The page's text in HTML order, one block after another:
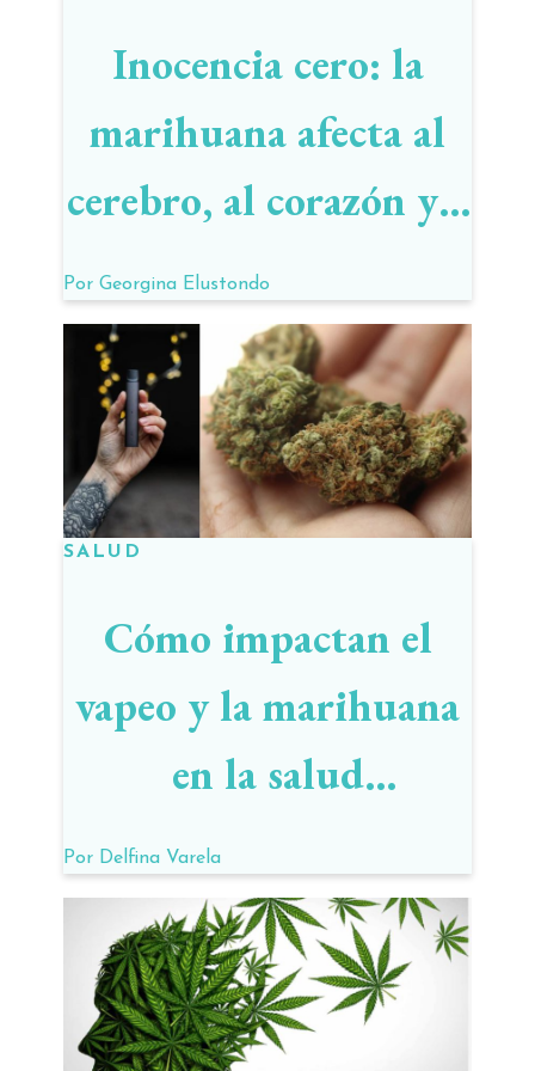
Inocencia cero: la
marihuana afecta al
cerebro, al corazón y a
los pulmones
Por Georgina Elustondo
SALUD
Cómo impactan el
vapeo y la marihuana
en la salud
cardiovascular
Por Delfina Varela